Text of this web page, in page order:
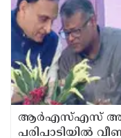
ആര്‍എസ്എസ്
പരിപാടിയില്‍